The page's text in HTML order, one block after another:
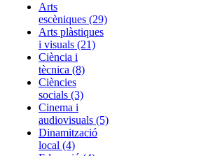
Arts
escèniques (29)
Arts plàstiques
i visuals (21)
Ciència i
tècnica (8)
Ciències
socials (3)
Cinema i
audiovisuals (5)
Dinamització
local (4)